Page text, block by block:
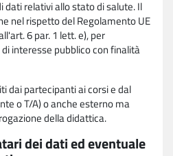
relativi allo stato di salute. Il
nel rispetto del Regolamento UE
6 par. 1 lett. e), per
interesse pubblico con finalità
dai partecipanti ai corsi e dal
o T/A) o anche esterno ma
della didattica.
dei dati ed eventuale